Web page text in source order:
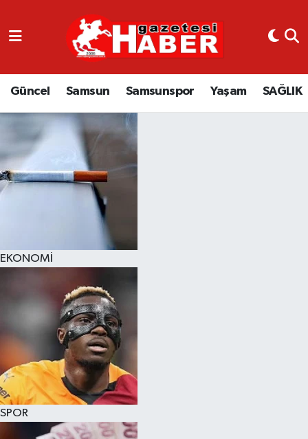
Güncel Samsun Samsunspor Yaşam SAĞLIK
EKONOMİ
SPOR
GÜNCEL
SAMSUN
SAMSUNSPOR
EKONOMİ
YAŞAM